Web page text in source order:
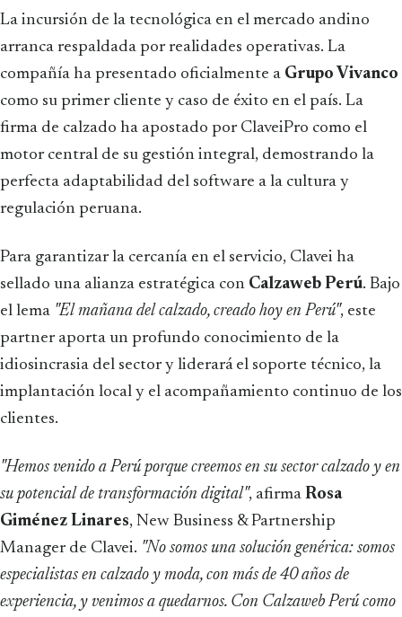
La incursión de la tecnológica en el mercado andino
arranca respaldada por realidades operativas. La
compañía ha presentado oficialmente a Grupo Vivanco
como su primer cliente y caso de éxito en el país. La
firma de calzado ha apostado por ClaveiPro como el
motor central de su gestión integral, demostrando la
perfecta adaptabilidad del software a la cultura y
regulación peruana.
Para garantizar la cercanía en el servicio, Clavei ha
sellado una alianza estratégica con Calzaweb Perú. Bajo
el lema "El mañana del calzado, creado hoy en Perú", este
partner aporta un profundo conocimiento de la
idiosincrasia del sector y liderará el soporte técnico, la
implantación local y el acompañamiento continuo de los
clientes.
"Hemos venido a Perú porque creemos en su sector calzado y en
su potencial de transformación digital", afirma Rosa
Giménez Linares, New Business & Partnership
Manager de Clavei. "No somos una solución genérica: somos
especialistas en calzado y moda, con más de 40 años de
experiencia, y venimos a quedarnos. Con Calzaweb Perú como